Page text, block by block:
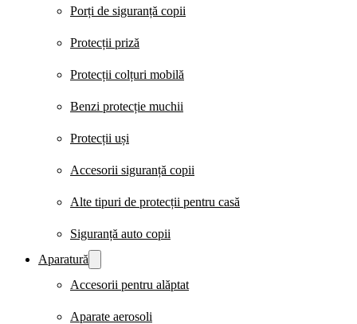
Porți de siguranță copii
Protecții priză
Protecții colțuri mobilă
Benzi protecție muchii
Protecții uși
Accesorii siguranță copii
Alte tipuri de protecții pentru casă
Siguranță auto copii
Aparatură
Accesorii pentru alăptat
Aparate aerosoli